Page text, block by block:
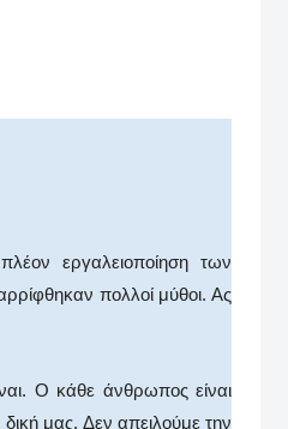
εργαλειοποίηση των
πολλοί μύθοι. Ας
Ο κάθε άνθρωπος είναι
μας. Δεν απειλούμε την